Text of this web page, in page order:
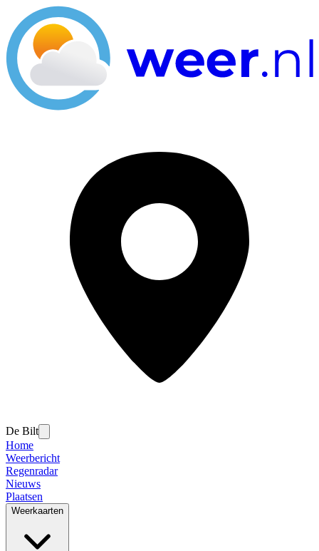
De Bilt
Home
Weerbericht
Regenradar
Nieuws
Plaatsen
Weerkaarten